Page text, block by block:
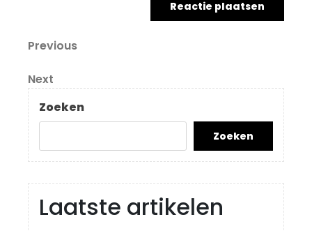
Berichtnavigatie
Previous
Previous
Next
Post
Next
Zoeken
Zoeken
Laatste artikelen